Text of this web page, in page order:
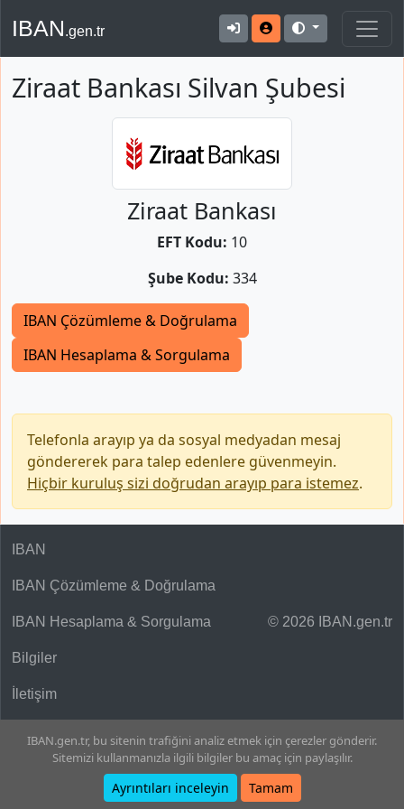
IBAN.gen.tr
Ziraat Bankası Silvan Şubesi
Ziraat Bankası
EFT Kodu: 10
Şube Kodu: 334
IBAN Çözümleme & Doğrulama
IBAN Hesaplama & Sorgulama
Telefonla arayıp ya da sosyal medyadan mesaj
göndererek para talep edenlere güvenmeyin.
Hiçbir kuruluş sizi doğrudan arayıp para istemez.
© 2026 IBAN.gen.tr
IBAN
IBAN Çözümleme & Doğrulama
IBAN Hesaplama & Sorgulama
Bilgiler
İletişim
IBAN.gen.tr, bu sitenin trafiğini analiz etmek için çerezler gönderir.
Sitemizi kullanmanızla ilgili bilgiler bu amaç için paylaşılır.
Ayrıntıları inceleyin Tamam